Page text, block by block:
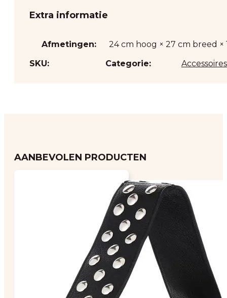
Extra informatie
Afmetingen:
24 cm hoog × 27 cm breed ×
SKU:
Categorie: Accessoires
AANBEVOLEN PRODUCTEN